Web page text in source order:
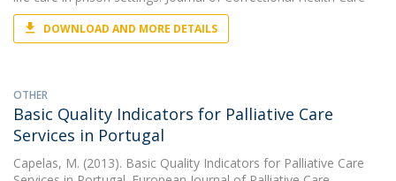
DOWNLOAD AND MORE DETAILS
OTHER
Basic Quality Indicators for Palliative Care
Services in Portugal
Capelas, M. (2013). Basic Quality Indicators for Palliative Care